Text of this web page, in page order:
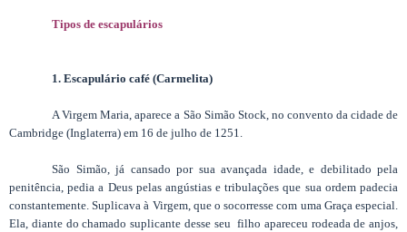
Tipos de escapulários
1. Escapulário café (Carmelita)
A Virgem Maria, aparece a São Simão Stock, no convento da cidade de
Cambridge (Inglaterra) em 16 de julho de 1251.
São Simão, já cansado por sua avançada idade, e debilitado pela
penitência, pedia a Deus pelas angústias e tribulações que sua ordem padecia
constantemente. Suplicava à Virgem, que o socorresse com uma Graça especial.
Ela, diante do chamado suplicante desse seu filho apareceu rodeada de anjos,